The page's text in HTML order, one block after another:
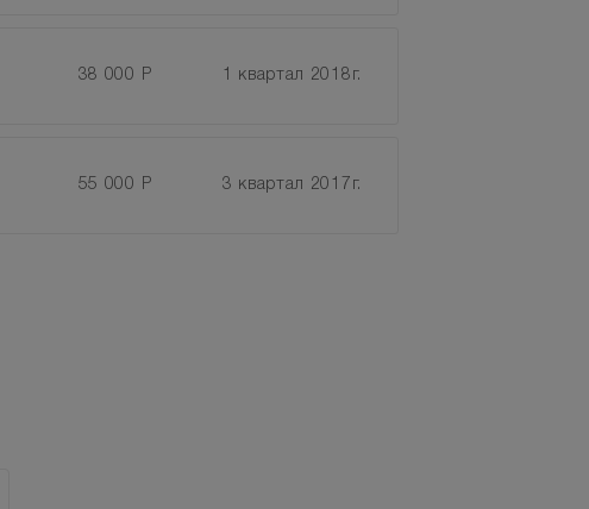
38 000 Р 1 квартал 2018г.
55 000 Р 3 квартал 2017г.